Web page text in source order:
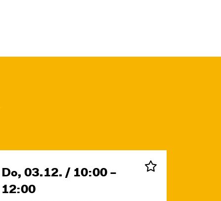
Do, 03.12. / 10:00 –
12:00